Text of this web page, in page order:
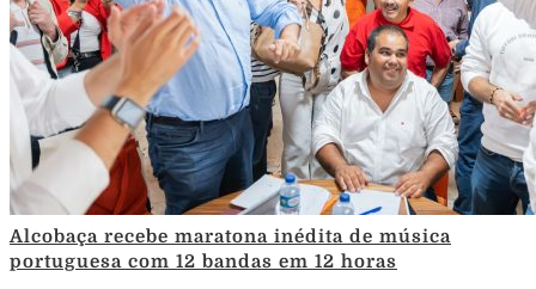
Alcobaça recebe maratona inédita de música
portuguesa com 12 bandas em 12 horas